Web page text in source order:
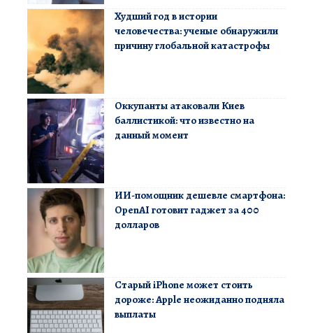
Худший год в истории
человечества: ученые обнаружили
причину глобальной катастрофы
Оккупанты атаковали Киев
баллистикой: что известно на
данный момент
ИИ-помощник дешевле смартфона:
OpenAI готовит гаджет за 400
долларов
Старый iPhone может стоить
дороже: Apple неожиданно подняла
выплаты